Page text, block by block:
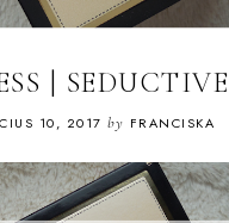
| SEDUCTIVE
10, 2017 by FRANCISKA